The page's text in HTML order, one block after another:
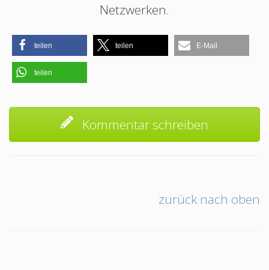
Netzwerken.
teilen teilen E-Mail
teilen
Kommentar schreiben
zurück nach oben